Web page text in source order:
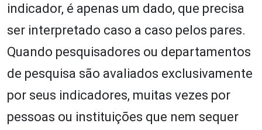
indicador, é apenas um dado, que precisa
ser interpretado caso a caso pelos pares.
Quando pesquisadores ou departamentos
de pesquisa são avaliados exclusivamente
por seus indicadores, muitas vezes por
pessoas ou instituições que nem sequer